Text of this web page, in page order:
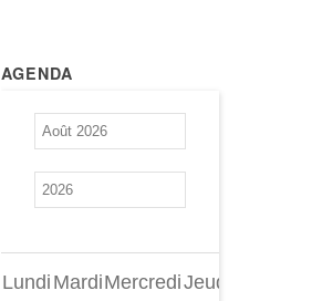
AGENDA
Lundi MardiMercrediJeudi